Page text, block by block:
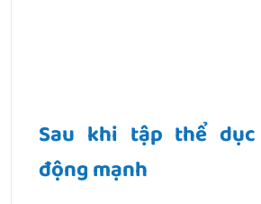
Sau khi tập thể
động mạnh